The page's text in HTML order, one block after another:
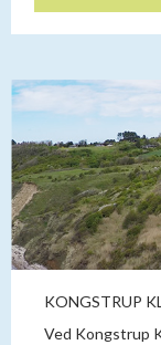
KONGSTRUP
Ved Kongstrup